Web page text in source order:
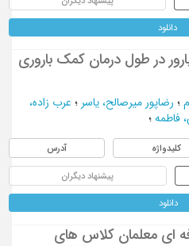
دانلود
در طول درمان کمک باروری
؛ رضاپور میرصالح، یاسر؛ عرب زاده،
فاطمه؛
کلیدواژه آدرس
پیشنهاد دیگران
دانلود
ای معلمان کلاس های